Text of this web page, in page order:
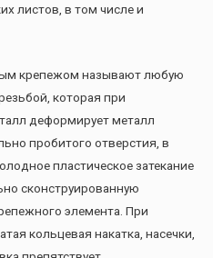
листов, в том числе и
крепежом называют любую
которая при
деформирует металл
пробитого отверстия, в
пластическое затекание
сконструированную
элемента. При
кольцевая накатка, насечки,